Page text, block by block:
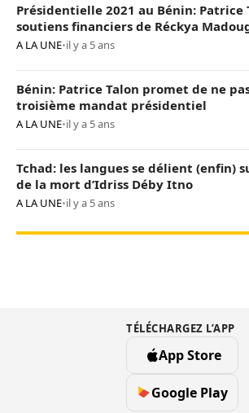
Présidentielle 2021 au Bénin: Patrice
soutiens financiers de Réckya
A LA UNE•il y a 5 ans
Bénin: Patrice Talon promet de ne
troisième mandat présidentiel
A LA UNE•il y a 5 ans
Tchad: les langues se délient (enfin)
de la mort d’Idriss Déby Itno
A LA UNE•il y a 5 ans
TÉLÉCHARGEZ L’APP
App Store
Google Play